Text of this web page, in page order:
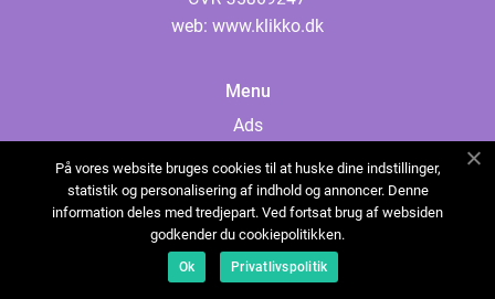
web: www.klikko.dk
Menu
Ads
Cookies
Contact
Sitemap
På vores website bruges cookies til at huske dine indstillinger,
statistik og personalisering af indhold og annoncer. Denne
information deles med tredjepart. Ved fortsat brug af websiden
godkender du cookiepolitikken.
Ok Privatlivspolitik